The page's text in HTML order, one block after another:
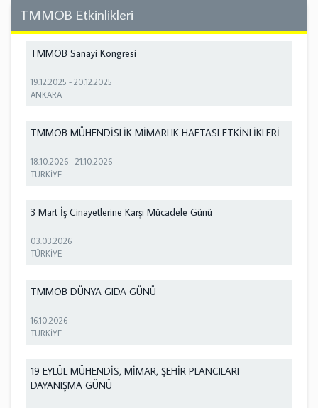
TMMOB Etkinlikleri
TMMOB Sanayi Kongresi
19.12.2025 -20.12.2025
ANKARA
TMMOB MÜHENDİSLİK MİMARLIK HAFTASI ETKİNLİKLERİ
18.10.2026 -21.10.2026
TÜRKİYE
3 Mart İş Cinayetlerine Karşı Mücadele Günü
03.03.2026
TÜRKİYE
TMMOB DÜNYA GIDA GÜNÜ
16.10.2026
TÜRKİYE
19 EYLÜL MÜHENDİS, MİMAR, ŞEHİR PLANCILARI
DAYANIŞMA GÜNÜ